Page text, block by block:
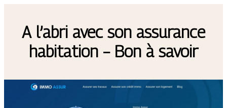
A l’abri avec son assurance
habitation – Bon à savoir